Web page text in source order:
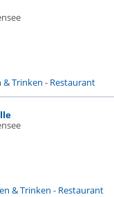
& Trinken - Restaurant
& Trinken - Restaurant